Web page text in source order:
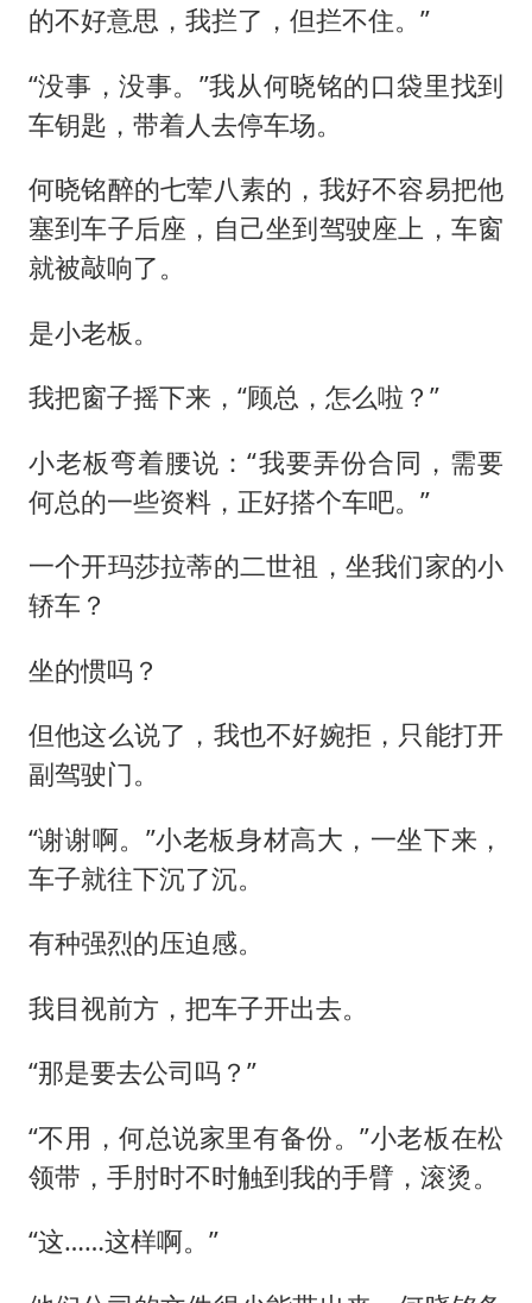
的不好意思，我拦了，但拦不住。”
“没事，没事。”我从何晓铭的口袋里找到
车钥匙，带着人去停车场。
何晓铭醉的七荤八素的，我好不容易把他
塞到车子后座，自己坐到驾驶座上，车窗
就被敲响了。
是小老板。
我把窗子摇下来，“顾总，怎么啦？”
小老板弯着腰说：“我要弄份合同，需要
何总的一些资料，正好搭个车吧。”
一个开玛莎拉蒂的二世祖，坐我们家的小
轿车？
坐的惯吗？
但他这么说了，我也不好婉拒，只能打开
副驾驶门。
“谢谢啊。”小老板身材高大，一坐下来，
车子就往下沉了沉。
有种强烈的压迫感。
我目视前方，把车子开出去。
“那是要去公司吗？”
“不用，何总说家里有备份。”小老板在松
领带，手肘时不时触到我的手臂，滚烫。
“这……这样啊。”